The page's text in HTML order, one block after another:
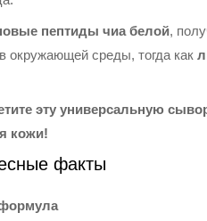
пептиды чиа белой,
окружающей среды, тогда как
эту универсальную
кожи!
факты